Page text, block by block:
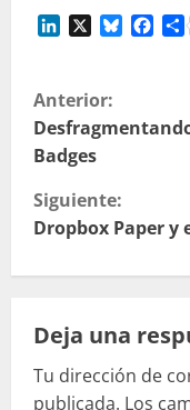
LinkedIn Bluesky
S
i
g
u
e
l
e
Anterior:
Badges
Siguiente:
Dropbox Paper y
Deja una
Tu dirección de
publicada. Los